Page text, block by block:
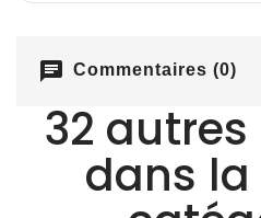
chat Commentaires (0)
32
dans